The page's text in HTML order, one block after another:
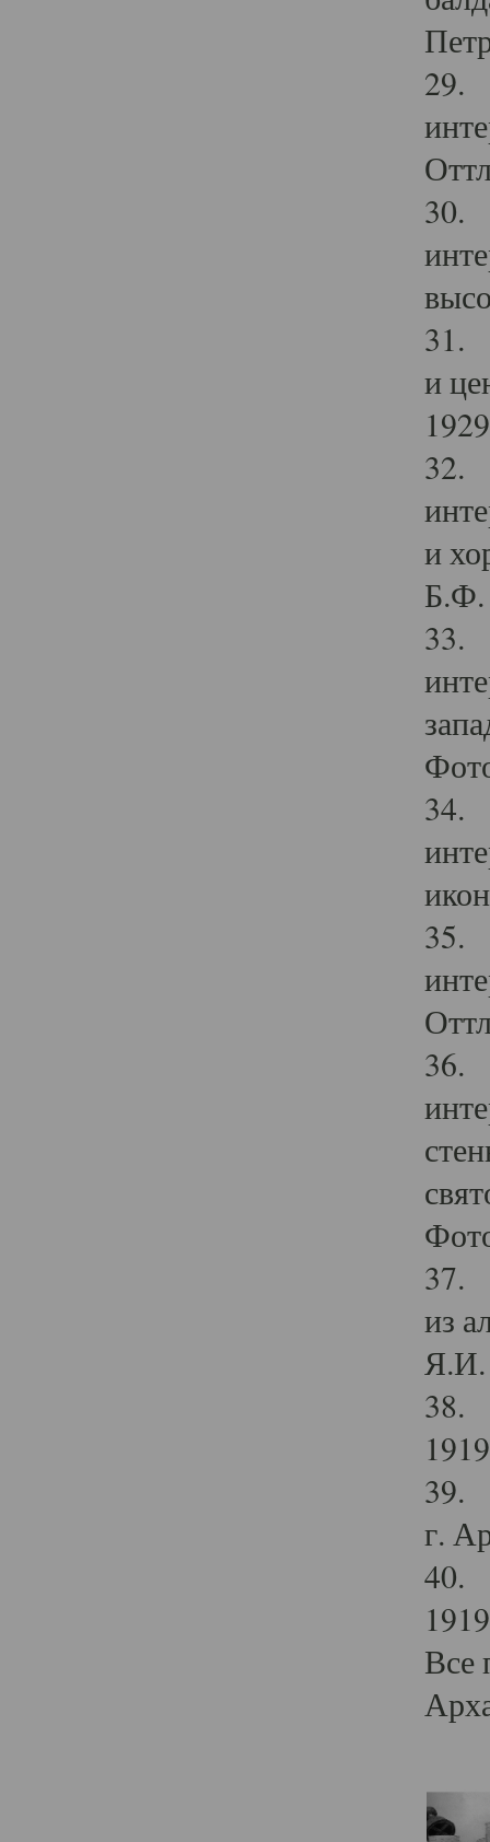
29.
30.
31.
и
32.
и
Б.Ф.
33.
34.
35.
36.
37.
из
Я.И.
38.
39.
г.
40.
Все